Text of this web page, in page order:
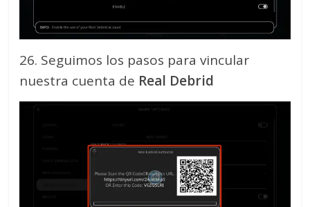
26. Seguimos los pasos para vincular
nuestra cuenta de Real Debrid